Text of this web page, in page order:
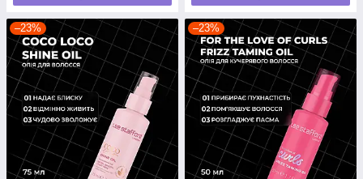
–23% –23%